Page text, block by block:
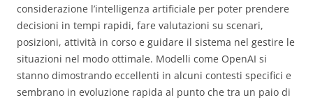
considerazione l’intelligenza artificiale per poter prendere
decisioni in tempi rapidi, fare valutazioni su scenari,
posizioni, attività in corso e guidare il sistema nel gestire le
situazioni nel modo ottimale. Modelli come OpenAI si
stanno dimostrando eccellenti in alcuni contesti specifici e
sembrano in evoluzione rapida al punto che tra un paio di